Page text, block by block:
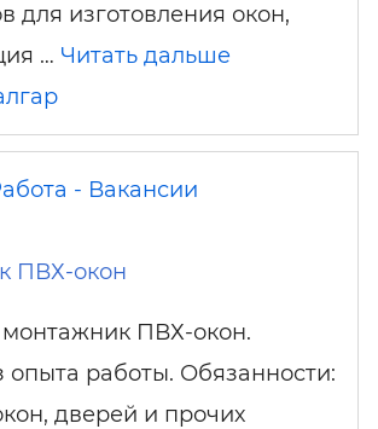
для изготовления окон,
… Читать дальше
- Вакансии
ПВХ-окон
монтажник ПВХ-окон.
работы. Обязанности:
дверей и прочих